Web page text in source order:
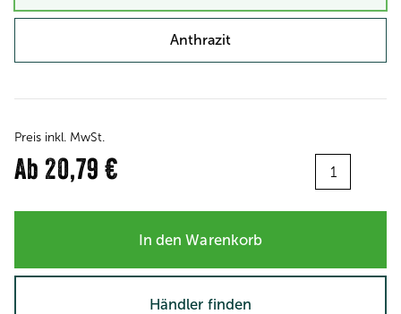
Anthrazit
Preis inkl. MwSt.
Ab 20,79 €
In den Warenkorb
Händler finden